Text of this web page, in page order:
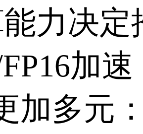
力决定
加
加多元